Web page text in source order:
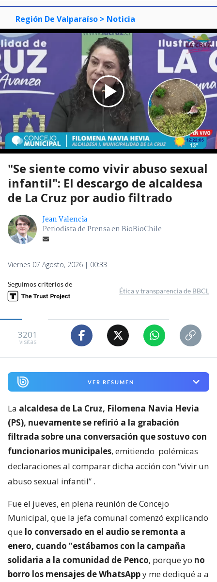
Región De Valparaíso > Noticia
"Se siente como vivir abuso sexual
infantil": El descargo de alcaldesa
de La Cruz por audio filtrado
Jean Valencia
Periodista de Prensa en BioBioChile
Viernes 07 Agosto, 2026 | 00:33
Seguimos criterios de
Ética y transparencia de BBCL
3201
visitas
VER RESUMEN
La alcaldesa de La Cruz, Filomena Navia Hevia
(PS), nuevamente se refirió a la grabación
filtrada sobre una conversación que sostuvo con
funcionarios municipales, emitiendo polémicas
declaraciones al comparar dicha acción con “vivir un
abuso sexual infantil” .
Fue el jueves, en plena reunión de Concejo
Municipal, que la jefa comunal comenzó explicando
que lo conversado en el audio se remonta a
enero, cuando “estábamos con la campaña
solidaria a la comunidad de Penco, porque yo no
borro los mensajes de WhatsAppy me dediqué a a